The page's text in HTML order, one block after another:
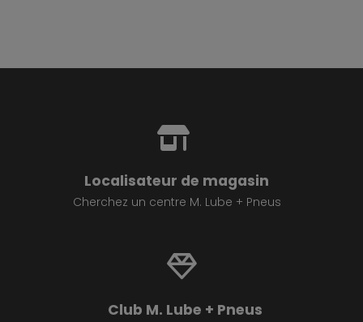
Localisateur de magasin
Cherchez un centre M. Lube + Pneus
Club M. Lube + Pneus